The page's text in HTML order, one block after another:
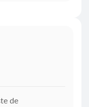
de